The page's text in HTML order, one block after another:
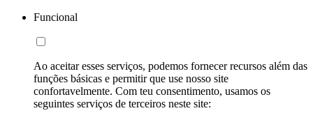
Funcional
Ao aceitar esses serviços, podemos fornecer recursos além das
funções básicas e permitir que use nosso site
confortavelmente. Com teu consentimento, usamos os
seguintes serviços de terceiros neste site: